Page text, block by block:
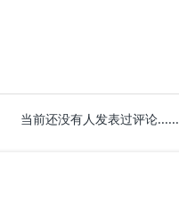
当前还没有人发表过评论......